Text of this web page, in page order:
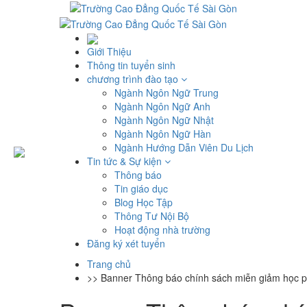
Giới Thiệu
Thông tin tuyển sinh
chương trình đào tạo
Ngành Ngôn Ngữ Trung
Ngành Ngôn Ngữ Anh
Ngành Ngôn Ngữ Nhật
Ngành Ngôn Ngữ Hàn
Ngành Hướng Dẫn Viên Du Lịch
Tin tức & Sự kiện
Thông báo
Tin giáo dục
Blog Học Tập
Thông Tư Nội Bộ
Hoạt động nhà trường
Đăng ký xét tuyển
Trang chủ
>> Banner Thông báo chính sách miễn giảm học